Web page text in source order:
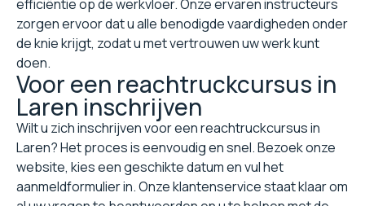
efficiëntie op de werkvloer. Onze ervaren instructeurs
zorgen ervoor dat u alle benodigde vaardigheden onder
de knie krijgt, zodat u met vertrouwen uw werk kunt
doen.
Voor een reachtruckcursus in
Laren inschrijven
Wilt u zich inschrijven voor een reachtruckcursus in
Laren? Het proces is eenvoudig en snel. Bezoek onze
website, kies een geschikte datum en vul het
aanmeldformulier in. Onze klantenservice staat klaar om